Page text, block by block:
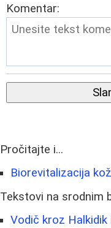
Komentar:
Pročitajte i...
Biorevitalizacija
Tekstovi na srodnim
Vodič kroz Halkidik